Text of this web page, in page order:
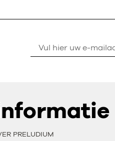
PRELUDIUM